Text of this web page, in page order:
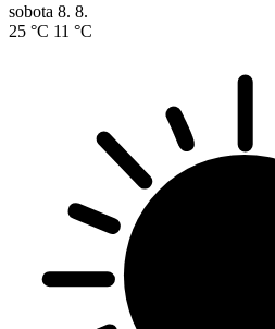
sobota 8. 8.
25 °C 11 °C